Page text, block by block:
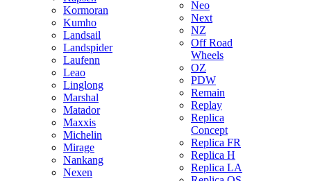
Kormoran
Kumho
Landsail
Landspider
Laufenn
Leao
Linglong
Marshal
Matador
Maxxis
Michelin
Mirage
Nankang
Nexen
Neo
Next
NZ
Off Road
Wheels
OZ
PDW
Remain
Replay
Replica
Concept
Replica FR
Replica H
Replica LA